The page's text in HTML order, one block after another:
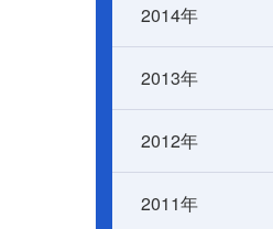
2014年
2013年
2012年
2011年